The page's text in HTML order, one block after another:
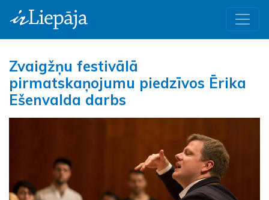
Zvaigžņu festivālā
pirmatskaņojumu piedzīvos Ērika
Ešenvalda darbs